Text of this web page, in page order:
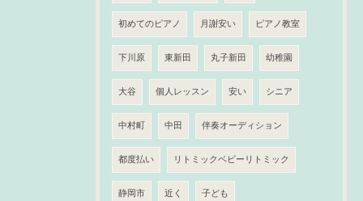
初めてのピアノ 月謝安い ピアノ教室
下川原 東新田 丸子新田 幼稚園
大谷 個人レッスン 安い シニア
中村町 中田 伴奏オーディション
都度払い リトミックベビーリトミック
静岡市 近く 子ども